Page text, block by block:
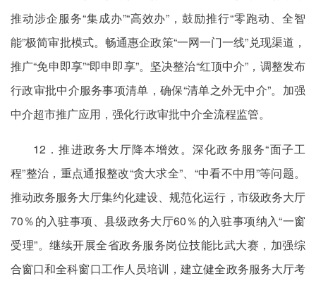
推动涉企服务“集成办”“高效办”，鼓励推行“零跑动、全智
能”极简审批模式。畅通惠企政策“一网一门一线”兑现渠道，
推广“免申即享”“即申即享”。坚决整治“红顶中介”，调整发布
行政审批中介服务事项清单，确保“清单之外无中介”。加强
中介超市推广应用，强化行政审批中介全流程监管。
12．推进政务大厅降本增效。深化政务服务“面子工
程”整治，重点通报整改“贪大求全”、“中看不中用”等问题。
推动政务服务大厅集约化建设、规范化运行，市级政务大厅
70％的入驻事项、县级政务大厅60％的入驻事项纳入“一窗
受理”。继续开展全省政务服务岗位技能比武大赛，加强综
合窗口和全科窗口工作人员培训，建立健全政务服务大厅考